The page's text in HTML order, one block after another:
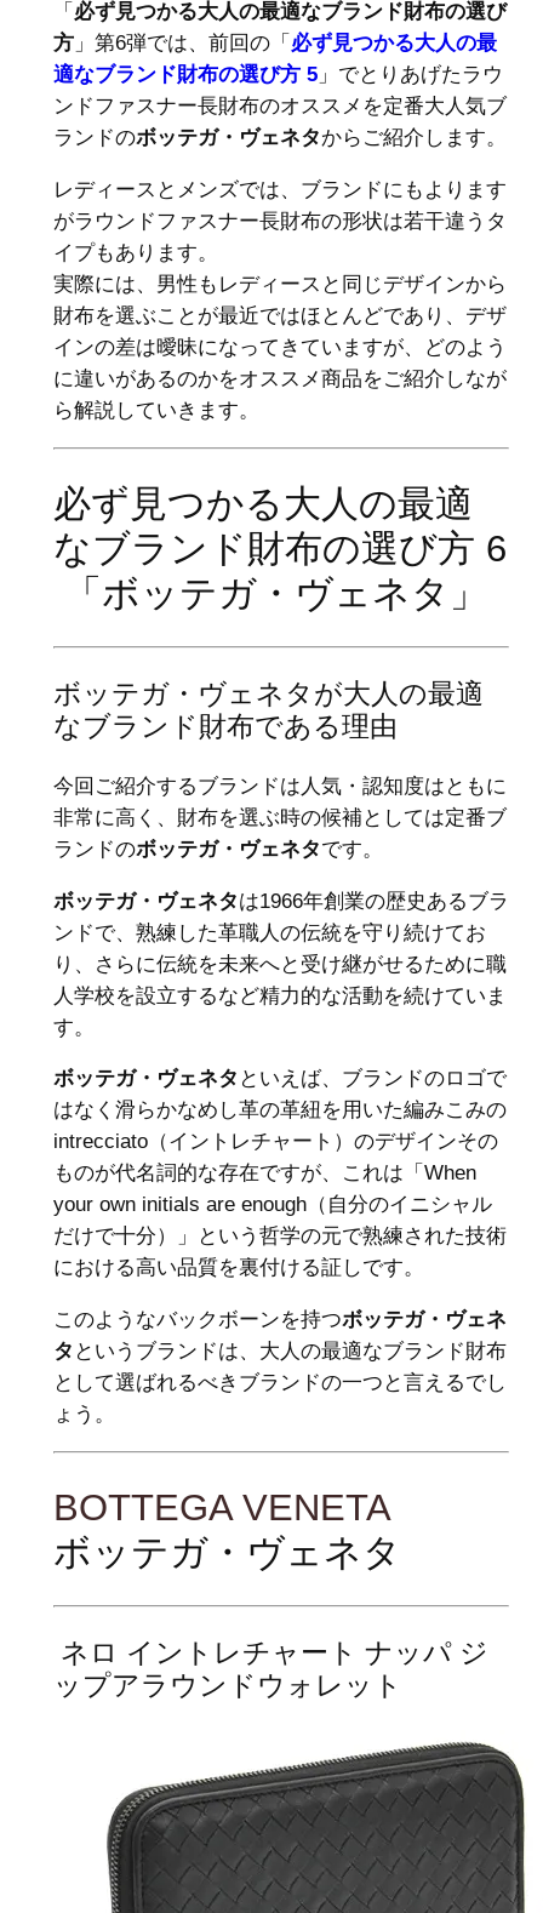
「 必ず見つかる大人の最適なブランド財布の選び
方」第6弾では、前回の「 必ず見つかる大人の最
適なブランド財布の選び方 5」でとりあげたラウ
ンドファスナー長財布のオススメを定番大人気ブ
ランドのボッテガ・ヴェネタからご紹介します。
レディースとメンズでは、ブランドにもよります
がラウンドファスナー長財布の形状は若干違うタ
イプもあります。
実際には、男性もレディースと同じデザインから
財布を選ぶことが最近ではほとんどであり、デザ
インの差は曖昧になってきていますが、どのよう
に違いがあるのかをオススメ商品をご紹介しなが
ら解説していきます。
必ず見つかる大人の最適
なブランド財布の選び方 6
「ボッテガ・ヴェネタ」
ボッテガ・ヴェネタが大人の最適
なブランド財布である理由
今回ご紹介するブランドは人気・認知度はともに
非常に高く、財布を選ぶ時の候補としては定番ブ
ランドのボッテガ・ヴェネタです。
ボッテガ・ヴェネタは1966年創業の歴史あるブラ
ンドで、熟練した革職人の伝統を守り続けてお
り、さらに伝統を未来へと受け継がせるために職
人学校を設立するなど精力的な活動を続けていま
す。
ボッテガ・ヴェネタ といえば、ブランドのロゴで
はなく滑らかなめし革の革紐を用いた編みこみの
intrecciato（イントレチャート）のデザインその
ものが代名詞的な存在ですが、これは「When
your own initials are enough（自分のイニシャル
だけで十分）」という哲学の元で熟練された技術
における高い品質を裏付ける証しです。
このようなバックボーンを持つボッテガ・ヴェネ
タ というブランドは、大人の最適なブランド財布
として選ばれるべきブランドの一つと言えるでし
ょう。
BOTTEGA VENETA
ボッテガ・ヴェネタ
ネロ イントレチャート ナッパ ジ
ップアラウンドウォレット